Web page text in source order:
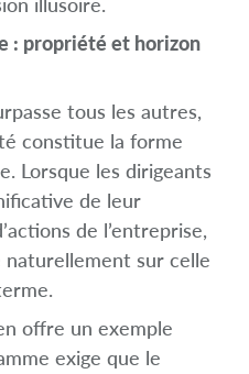
: propriété et horizon
tous les autres,
constitue la forme
Lorsque les dirigeants
de leur
de l’entreprise,
naturellement sur celle
offre un exemple
exige que le